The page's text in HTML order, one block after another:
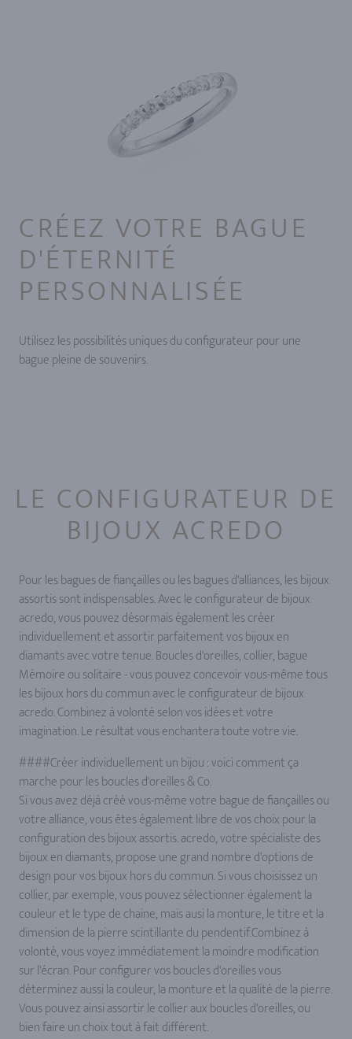
CRÉEZ VOTRE BAGUE
D'ÉTERNITÉ
PERSONNALISÉE
Utilisez les possibilités uniques du configurateur pour une
bague pleine de souvenirs.
LE CONFIGURATEUR DE
BIJOUX ACREDO
Pour les bagues de fiançailles ou les bagues d'alliances, les bijoux
assortis sont indispensables. Avec le configurateur de bijoux
acredo, vous pouvez désormais également les créer
individuellement et assortir parfaitement vos bijoux en
diamants avec votre tenue. Boucles d'oreilles, collier, bague
Mémoire ou solitaire - vous pouvez concevoir vous-même tous
les bijoux hors du commun avec le configurateur de bijoux
acredo. Combinez à volonté selon vos idées et votre
imagination. Le résultat vous enchantera toute votre vie.
####Créer individuellement un bijou : voici comment ça
marche pour les boucles d'oreilles & Co.
Si vous avez déjà créé vous-même votre bague de fiançailles ou
votre alliance, vous êtes également libre de vos choix pour la
configuration des bijoux assortis. acredo, votre spécialiste des
bijoux en diamants, propose une grand nombre d'options de
design pour vos bijoux hors du commun. Si vous choisissez un
collier, par exemple, vous pouvez sélectionner également la
couleur et le type de chaine, mais ausi la monture, le titre et la
dimension de la pierre scintillante du pendentif.Combinez à
volonté, vous voyez immédiatement la moindre modification
sur l'écran. Pour configurer vos boucles d'oreilles vous
déterminez aussi la couleur, la monture et la qualité de la pierre.
Vous pouvez ainsi assortir le collier aux boucles d'oreilles, ou
bien faire un choix tout à fait différent.